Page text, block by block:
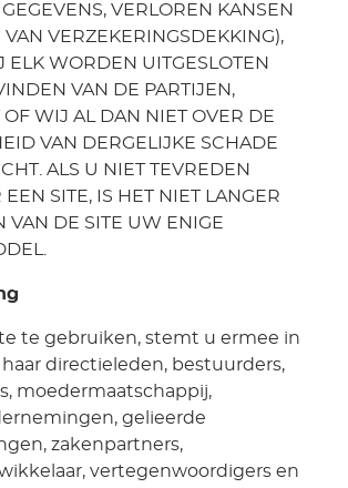
VERLOREN KANSEN
VAN VERZEKERINGSDEKKING),
ELK WORDEN UITGESLOTEN
VAN DE PARTIJEN,
WIJ AL DAN NIET OVER DE
VAN DERGELIJKE SCHADE
ALS U NIET TEVREDEN
EEN SITE, IS HET NIET LANGER
VAN DE SITE UW ENIGE
te gebruiken, stemt u ermee in
haar directieleden, bestuurders,
moedermaatschappij,
gelieerde
zakenpartners,
vertegenwoordigers en